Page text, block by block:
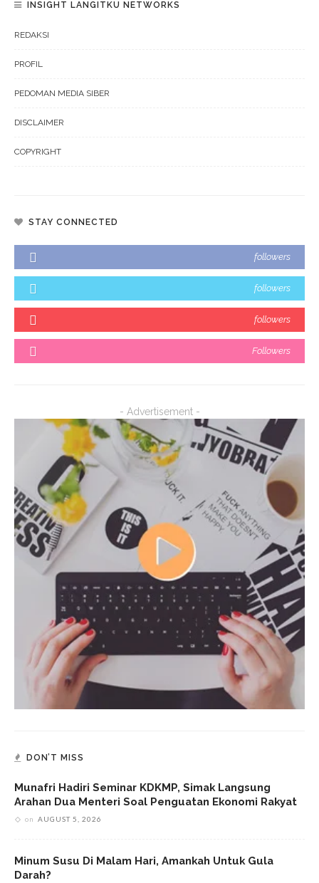
INSIGHT LANGITKU NETWORKS
REDAKSI
PROFIL
PEDOMAN MEDIA SIBER
DISCLAIMER
COPYRIGHT
STAY CONNECTED
followers
followers
followers
Followers
- Advertisement -
DON’T MISS
Munafri Hadiri Seminar KDKMP, Simak Langsung
Arahan Dua Menteri Soal Penguatan Ekonomi Rakyat
on AUGUST 5, 2026
Minum Susu Di Malam Hari, Amankah Untuk Gula
Darah?